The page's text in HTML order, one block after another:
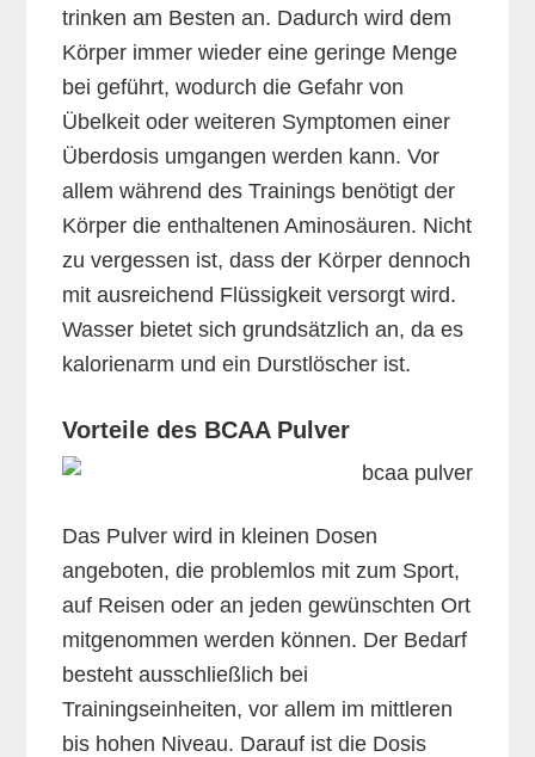
trinken am Besten an. Dadurch wird dem
Körper immer wieder eine geringe Menge
bei geführt, wodurch die Gefahr von
Übelkeit oder weiteren Symptomen einer
Überdosis umgangen werden kann. Vor
allem während des Trainings benötigt der
Körper die enthaltenen Aminosäuren. Nicht
zu vergessen ist, dass der Körper dennoch
mit ausreichend Flüssigkeit versorgt wird.
Wasser bietet sich grundsätzlich an, da es
kalorienarm und ein Durstlöscher ist.
Vorteile des BCAA Pulver
Das Pulver wird in kleinen Dosen
angeboten, die problemlos mit zum Sport,
auf Reisen oder an jeden gewünschten Ort
mitgenommen werden können. Der Bedarf
besteht ausschließlich bei
Trainingseinheiten, vor allem im mittleren
bis hohen Niveau. Darauf ist die Dosis